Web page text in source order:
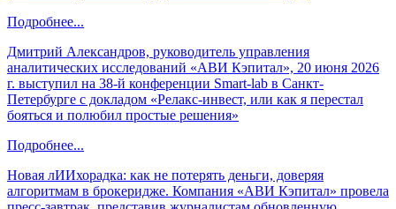
Подробнее...
Дмитрий Александров, руководитель управления
аналитических исследований «АВИ Кэпитал», 20 июня 2026
г. выступил на 38-й конференции Smart-lab в Санкт-
Петербурге с докладом «Релакс-инвест, или как я перестал
бояться и полюбил простые решения»
Подробнее...
Новая лИИхорадка: как не потерять деньги, доверяя
алгоритмам в брокеридже. Компания «АВИ Кэпитал» провела